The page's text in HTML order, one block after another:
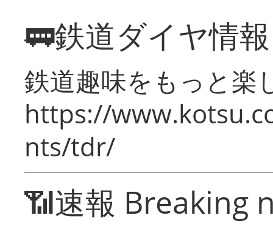
🚃鉄道ダイヤ情
鉄道趣味をもっと楽
https://
nts/tdr/
📶速報 Breaking